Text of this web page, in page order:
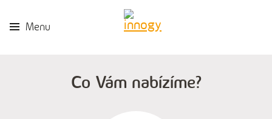
Menu
Co Vám nabízíme?